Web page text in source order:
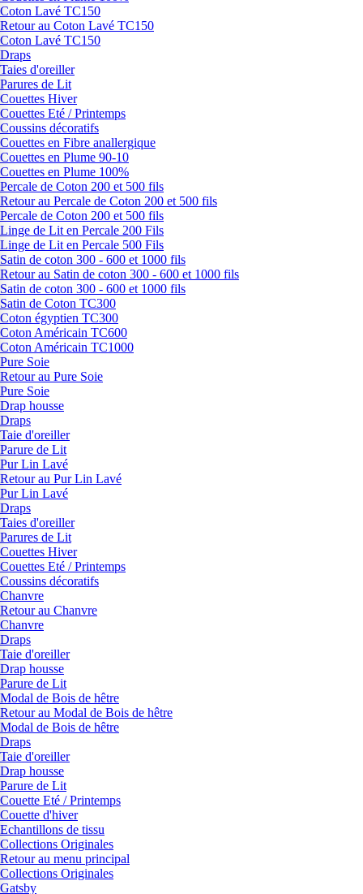
Coton Lavé TC150
Retour au Coton Lavé TC150
Coton Lavé TC150
Draps
Taies d'oreiller
Parures de Lit
Couettes Hiver
Couettes Eté / Printemps
Coussins décoratifs
Couettes en Fibre anallergique
Couettes en Plume 90-10
Couettes en Plume 100%
Percale de Coton 200 et 500 fils
Retour au Percale de Coton 200 et 500 fils
Percale de Coton 200 et 500 fils
Linge de Lit en Percale 200 Fils
Linge de Lit en Percale 500 Fils
Satin de coton 300 - 600 et 1000 fils
Retour au Satin de coton 300 - 600 et 1000 fils
Satin de coton 300 - 600 et 1000 fils
Satin de Coton TC300
Coton égyptien TC300
Coton Américain TC600
Coton Américain TC1000
Pure Soie
Retour au Pure Soie
Pure Soie
Drap housse
Draps
Taie d'oreiller
Parure de Lit
Pur Lin Lavé
Retour au Pur Lin Lavé
Pur Lin Lavé
Draps
Taies d'oreiller
Parures de Lit
Couettes Hiver
Couettes Eté / Printemps
Coussins décoratifs
Chanvre
Retour au Chanvre
Chanvre
Draps
Taie d'oreiller
Drap housse
Parure de Lit
Modal de Bois de hêtre
Retour au Modal de Bois de hêtre
Modal de Bois de hêtre
Draps
Taie d'oreiller
Drap housse
Parure de Lit
Couette Eté / Printemps
Couette d'hiver
Echantillons de tissu
Collections Originales
Retour au menu principal
Collections Originales
Gatsby